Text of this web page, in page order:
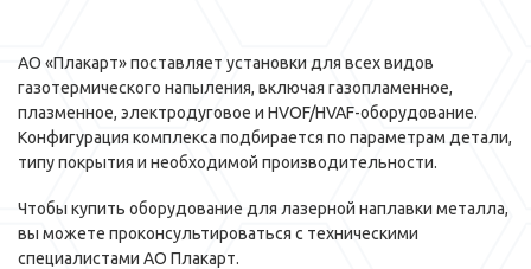
АО «Плакарт» поставляет установки для всех видов
газотермического напыления, включая газопламенное,
плазменное, электродуговое и HVOF/HVAF-оборудование.
Конфигурация комплекса подбирается по параметрам детали,
типу покрытия и необходимой производительности.
Чтобы купить оборудование для лазерной наплавки металла,
вы можете проконсультироваться с техническими
специалистами АО Плакарт.